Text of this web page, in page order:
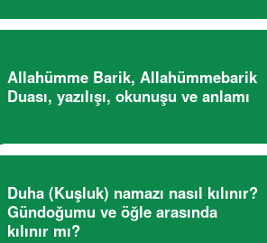
Allahümme Barik, Allahümmebarik
Duası, yazılışı, okunuşu ve anlamı
Duha (Kuşluk) namazı nasıl kılınır?
Gündoğumu ve öğle arasında
kılınır mı?